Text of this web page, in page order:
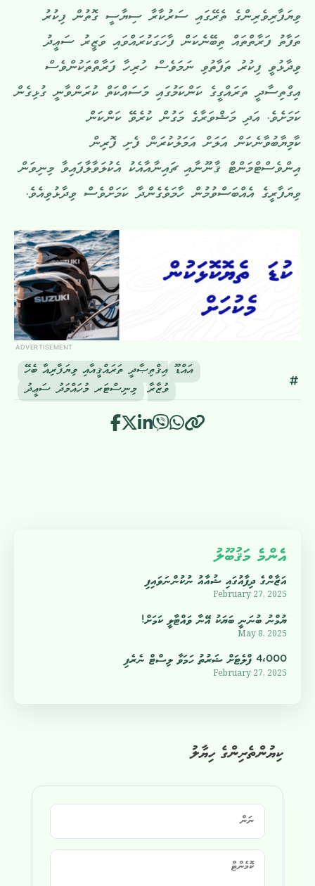
ވިޔަފާރިވެރިންގެ ތެރޭގައި ސަރުކާރާ ސިޔާސީ ގޮތުން ފިކުރު
ތަފާތު ފަރާތްތައް ތިބޭނެކަން ފާހަގަކުރައްވައި ވަޒީރު ސަޢީދު
ވިދާޅުވީ ފިކުރު ތަފާތުވި ނަމަވެސް ހުރިހާ ފަރާތްތަކުންވެސް
އިގްތިސާދީ ތަރައްގީގެ ކަންކަމުގައި މަސައްކަތް ކުރަންވާނީ ގުޅިގެން
ކަމަށެވެ. އަދި މަޝްވަރާގެ މަގުން ކުރެވޭ ކަންކަން
ކާމިޔާބުވާނެކަން އަލަށް އަމަލުކުރަން ފެށި ފޮރިން
އިންވެސްޓްމަންޓް ޤާނޫނާއި ޗައިނާއާއެކު އެކުލަވާލާފައިވާ މިނިވަން
ވިޔަފާރީގެ އެއްބަސްވުމުން ހާމަވެގެންދާ ކަމަށްވެސް ވިދާޅުވިއެވެ.
ADVERTISEMENT
އައްޑޫ އިޤްތިޞާދީ ތަރައްޤީއާއި ވިޔަފާރިއާ ބެހޭ
ވުޒާރާ
މިނިސްޓަރ މުހައްމަދު ސަޢީދު
ކިޔުންތެރިންގެ ހިޔާލު
އެންމެ މަޤުބޫލު
އަޒާންގެ ދިފާއުގައި ޝުއާއު ނުކުންނަވައިފި
February 27, 2025
ޔުމްނު ބުނަނީ ބަޔަކު އޭނާ ވައްޓާލީ ކަމަށް!
May 8, 2025
4،000 ފްލެޓަށް ޝަރުތު ހަމަވާ ލިސްޓް ނެރެފި
February 27, 2025